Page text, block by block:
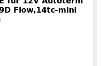
Flow,14tc-mini